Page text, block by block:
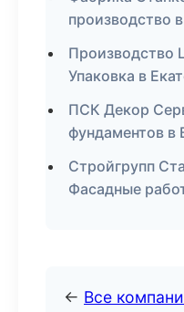
производство
Производство
Упаковка в
ПСК Декор
фундаментов в
Стройгрупп
Фасадные
← Все